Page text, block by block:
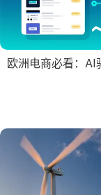
欧洲电商必看：AI